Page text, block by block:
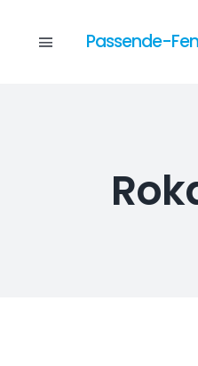
Toggle Passende-